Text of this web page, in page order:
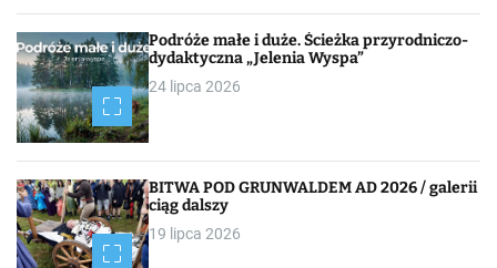
Podróże małe i duże. Ścieżka przyrodniczo-
dydaktyczna „Jelenia Wyspa”
24 lipca 2026
BITWA POD GRUNWALDEM AD 2026 / galerii
ciąg dalszy
19 lipca 2026